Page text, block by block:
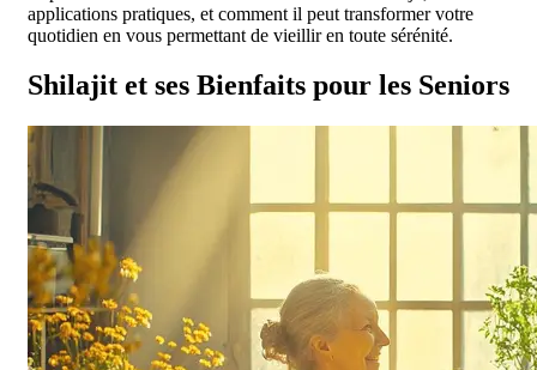
applications pratiques, et comment il peut transformer votre
quotidien en vous permettant de vieillir en toute sérénité.
Shilajit et ses Bienfaits pour les Seniors